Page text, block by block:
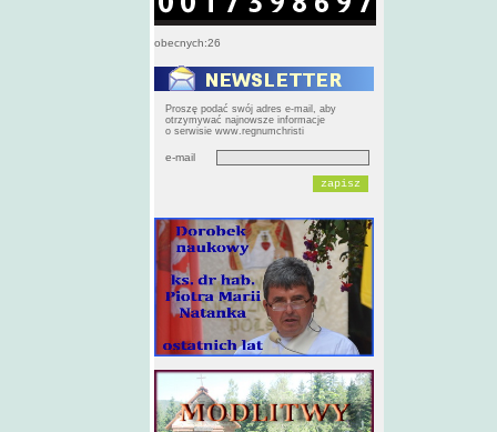
obecnych:26
Proszę podać swój adres e-mail, aby
otrzymywać najnowsze informacje
o serwisie www.regnumchristi
e-mail